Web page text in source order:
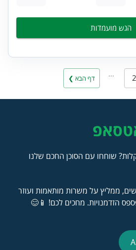
הגש מועמדות
2 דף הבא ❯
שוחחו עם הסוכן החכם שלנו
ממליץ על משרות מותאמות ועוזר
הזדמנויות. מחכים לכם! 📱😊